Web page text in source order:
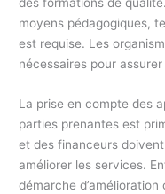
moyens pédagogiques,
est requise. Les
nécessaires pour
La prise en compte des
parties prenantes est
et des financeurs
améliorer les services.
démarche